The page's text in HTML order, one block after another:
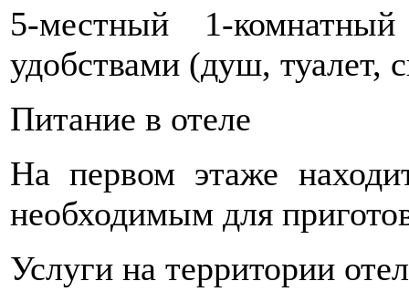
5-местный 1-
удобствами (душ, туалет,
Питание в отеле
На первом этаже
необходимым для
Услуги на территории